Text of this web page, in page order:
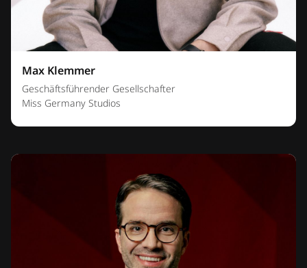
Max Klemmer
Geschäftsführender Gesellschafter
Miss Germany Studios